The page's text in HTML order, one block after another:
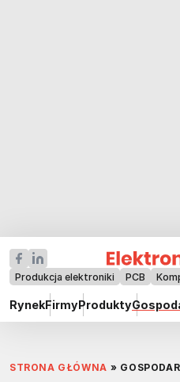
Produkcja elektroniki PCB
RynekFirmyProdukty
STRONA GŁÓWNA »